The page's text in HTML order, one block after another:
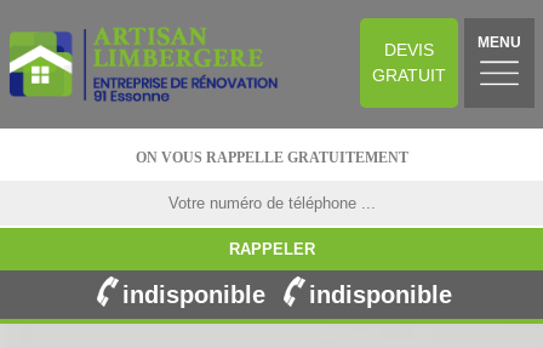
DEVIS
GRATUIT
MENU
ON VOUS RAPPELLE GRATUITEMENT
indisponible indisponible